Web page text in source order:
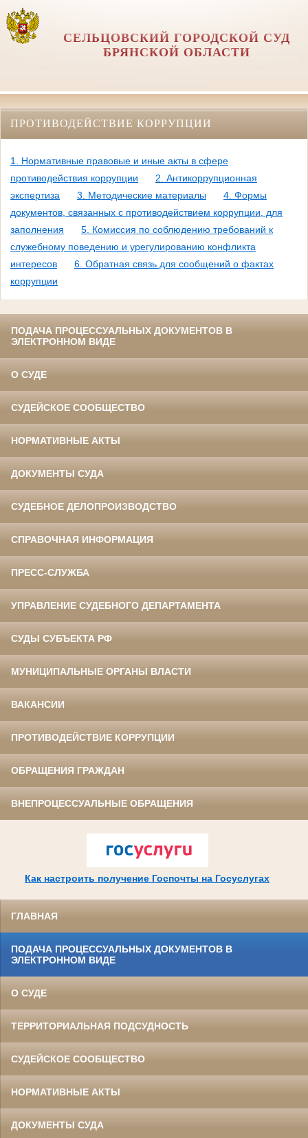
СЕЛЬЦОВСКИЙ ГОРОДСКОЙ СУД
БРЯНСКОЙ ОБЛАСТИ
ПРОТИВОДЕЙСТВИЕ КОРРУПЦИИ
1. Нормативные правовые и иные акты в сфере
противодействия коррупции
2. Антикоррупционная
экспертиза
3. Методические материалы
4. Формы
документов, связанных с противодействием коррупции, для
заполнения
5. Комиссия по соблюдению требований к
служебному поведению и урегулированию конфликта
интересов
6. Обратная связь для сообщений о фактах
коррупции
ПОДАЧА ПРОЦЕССУАЛЬНЫХ ДОКУМЕНТОВ В
ЭЛЕКТРОННОМ ВИДЕ
О СУДЕ
СУДЕЙСКОЕ СООБЩЕСТВО
НОРМАТИВНЫЕ АКТЫ
ДОКУМЕНТЫ СУДА
СУДЕБНОЕ ДЕЛОПРОИЗВОДСТВО
СПРАВОЧНАЯ ИНФОРМАЦИЯ
ПРЕСС-СЛУЖБА
УПРАВЛЕНИЕ СУДЕБНОГО ДЕПАРТАМЕНТА
СУДЫ СУБЪЕКТА РФ
МУНИЦИПАЛЬНЫЕ ОРГАНЫ ВЛАСТИ
ВАКАНСИИ
ПРОТИВОДЕЙСТВИЕ КОРРУПЦИИ
ОБРАЩЕНИЯ ГРАЖДАН
ВНЕПРОЦЕССУАЛЬНЫЕ ОБРАЩЕНИЯ
Как настроить получение Госпочты на Госуслугах
ГЛАВНАЯ
ПОДАЧА ПРОЦЕССУАЛЬНЫХ ДОКУМЕНТОВ В
ЭЛЕКТРОННОМ ВИДЕ
О СУДЕ
ТЕРРИТОРИАЛЬНАЯ ПОДСУДНОСТЬ
СУДЕЙСКОЕ СООБЩЕСТВО
НОРМАТИВНЫЕ АКТЫ
ДОКУМЕНТЫ СУДА